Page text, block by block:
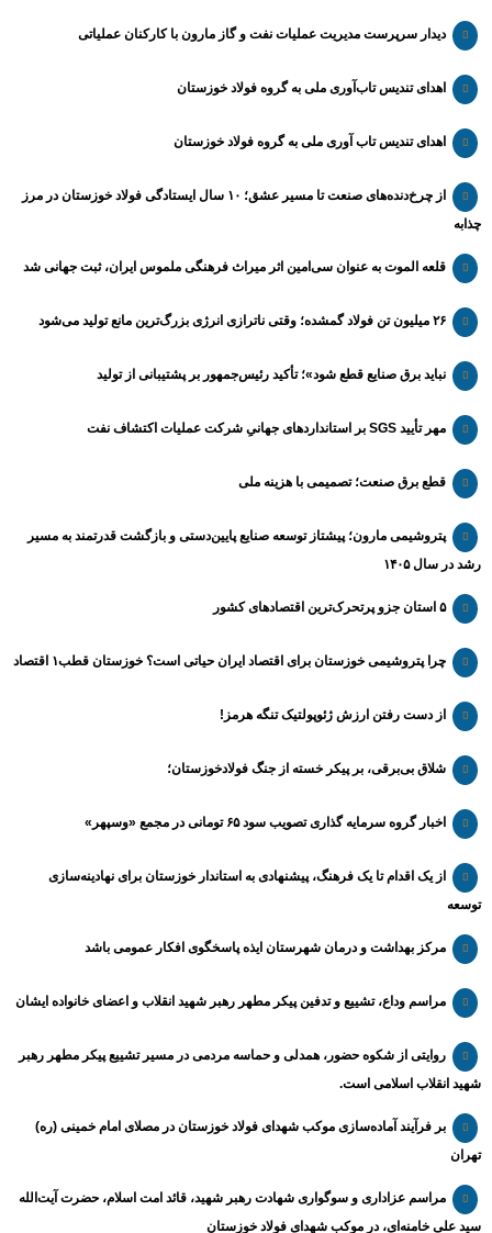
دیدار سرپرست مدیریت عملیات نفت و گاز مارون با کارکنان عملیاتی
اهدای تندیس تاب‌آوری ملی به گروه فولاد خوزستان
اهدای تندیس تاب آوری ملی به گروه فولاد خوزستان
از چرخ‌دنده‌های صنعت تا مسیر عشق؛ ۱۰ سال ایستادگی فولاد خوزستان در مرز
چذابه
قلعه الموت به عنوان سی‌امین اثر میراث‌ فرهنگی ملموس ایران، ثبت جهانی شد
۲۶ میلیون تن فولاد گمشده؛ وقتی ناترازی انرژی بزرگ‌ترین مانع تولید می‌شود
نباید برق صنایع قطع شود»؛ تأکید رئیس‌جمهور بر پشتیبانی از تولید
مهر تأیید SGS بر استانداردهای جهانیِ شرکت عملیات اکتشاف نفت
قطع برق صنعت؛ تصمیمی با هزینه ملی
پتروشیمی مارون؛ پیشتاز توسعه صنایع پایین‌دستی و بازگشت قدرتمند به مسیر
رشد در سال ۱۴۰۵
۵ استان جزو پرتحرک‌ترین اقتصاد‌های کشور
چرا پتروشیمی خوزستان برای اقتصاد ایران حیاتی است؟ خوزستان قطب۱ اقتصاد
از دست رفتن ارزش ژئوپولتیک تنگه هرمز!
شلاق‌ بی‌برقی، بر پیکر خسته‌ از جنگ فولادخوزستان؛
اخبار گروه سرمایه گذاری تصویب سود ۶۵ تومانی در مجمع «وسپهر»
از یک اقدام تا یک فرهنگ، پیشنهادی به استاندار خوزستان برای نهادینه‌سازی
توسعه
مرکز بهداشت و درمان شهرستان ایذه پاسخگوی افکار عمومی باشد
مراسم وداع، تشییع و تدفین پیکر مطهر رهبر شهید انقلاب و اعضای خانواده ایشان
روایتی از شکوه حضور، همدلی و حماسه مردمی در مسیر تشییع پیکر مطهر رهبر
شهید انقلاب اسلامی است.
بر فرآیند آماده‌سازی موکب شهدای فولاد خوزستان در مصلای امام خمینی (ره)
تهران
مراسم عزاداری و سوگواری شهادت رهبر شهید، قائد امت اسلام، حضرت آیت‌الله
سید علی خامنه‌ای، در موکب شهدای فولاد خوزستان